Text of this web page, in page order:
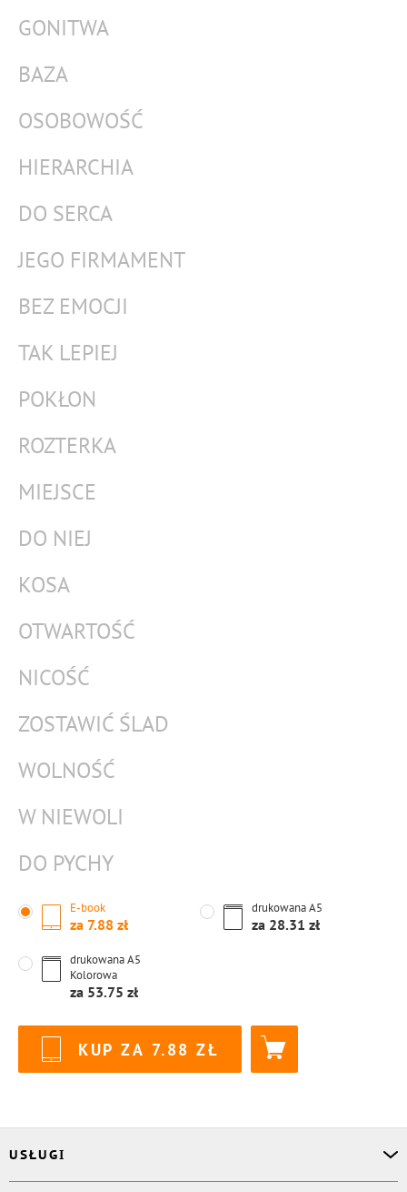
GONITWA
BAZA
OSOBOWOŚĆ
HIERARCHIA
DO SERCA
JEGO FIRMAMENT
BEZ EMOCJI
TAK LEPIEJ
POKŁON
ROZTERKA
MIEJSCE
DO NIEJ
KOSA
OTWARTOŚĆ
NICOŚĆ
ZOSTAWIĆ ŚLAD
WOLNOŚĆ
W NIEWOLI
DO PYCHY
E-book
za 7.88
drukowanaA5
za 28.31
drukowanaA5
Kolorowa
za 53.75
KUP ZA 7.88
USŁUGI